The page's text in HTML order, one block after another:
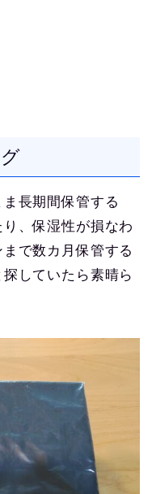
長期間保管する
、保湿性が損なわ
で数カ月保管する
していたら素晴ら